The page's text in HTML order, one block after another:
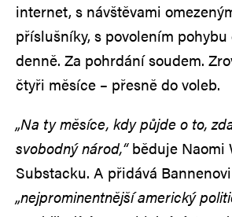
internet, s návštěvami
příslušníky, s povolením
denně. Za pohrdání soudem.
čtyři měsíce – přesně do voleb.
„Na ty měsíce, kdy půjde o to,
svobodný národ,“běduje Naomi
Substacku. A přidává
„nejprominentnější americký